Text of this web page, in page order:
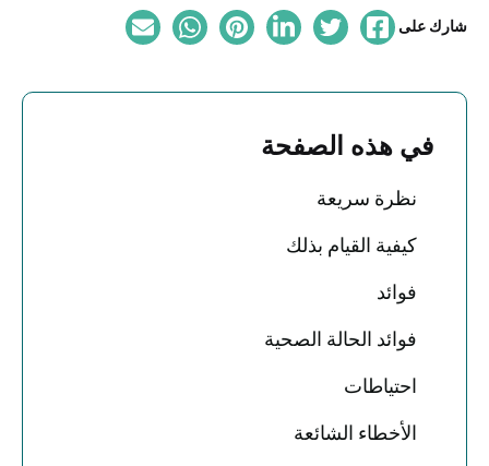
شارك على
في هذه الصفحة
نظرة سريعة
كيفية القيام بذلك
فوائد
فوائد الحالة الصحية
احتياطات
الأخطاء الشائعة